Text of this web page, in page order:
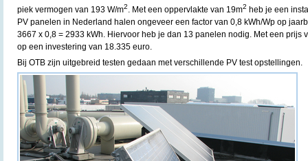
piek vermogen van 193 W/m2. Met een oppervlakte van 19m2 heb je een
PV panelen in Nederland halen ongeveer een factor van 0,8 kWh/Wp op
3667 x 0,8 = 2933 kWh. Hiervoor heb je dan 13 panelen nodig. Met een prijs
op een investering van 18.335 euro.
Bij OTB zijn uitgebreid testen gedaan met verschillende PV test opstellingen.